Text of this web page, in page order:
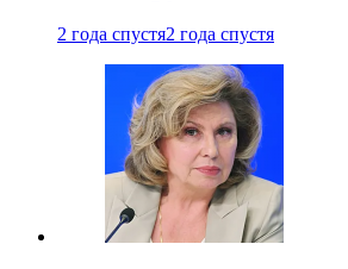
2 года спустя2 года спустя